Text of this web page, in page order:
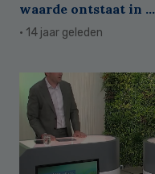
waarde ontstaat in ...
· 14 jaar geleden